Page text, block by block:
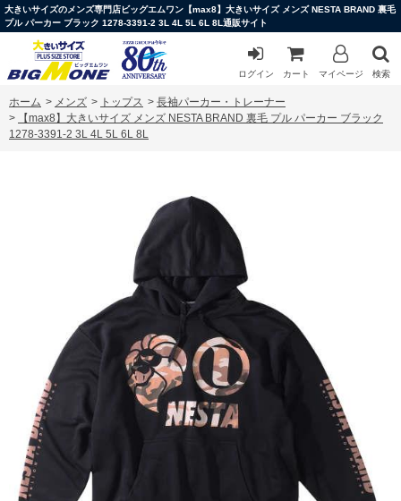
大きいサイズのメンズ専門店ビッグエムワン【max8】大きいサイズ メンズ NESTA BRAND 裏毛
プル パーカー ブラック 1278-3391-2 3L 4L 5L 6L 8L通販サイト
ログイン カート マイページ 検索
ホーム > メンズ > トップス > 長袖パーカー・トレーナー
>
【max8】大きいサイズ メンズ NESTA BRAND 裏毛 プル パーカー ブラック
1278-3391-2 3L 4L 5L 6L 8L